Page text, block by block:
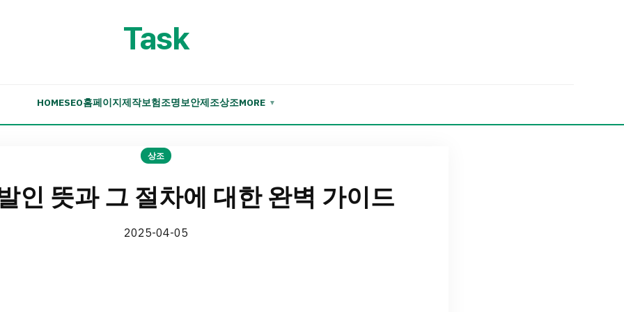
Task
HOMESEO홈페이지제작보험조명보안제조상조MORE ▼
상조
인 뜻과 그 절차에 대한 완벽 가이드
2025-04-05